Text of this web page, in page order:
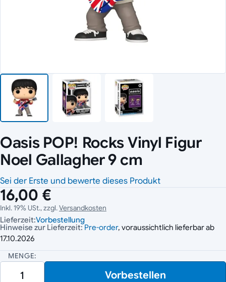
Oasis POP! Rocks Vinyl Figur
Noel Gallagher 9 cm
Sei der Erste und bewerte dieses Produkt
16,00 €
Inkl. 19% USt., zzgl.Versandkosten
Lieferzeit:Vorbestellung
Hinweise zur Lieferzeit: Pre-order, voraussichtlich lieferbar ab
17.10.2026
MENGE:
Vorbestellen